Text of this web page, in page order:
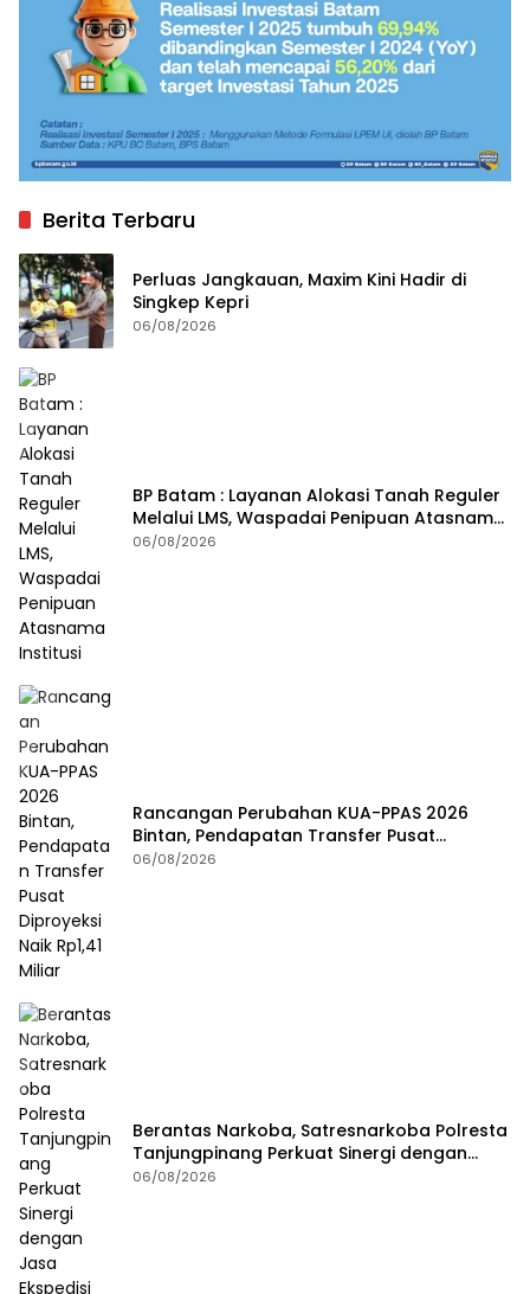
Berita Terbaru
Perluas Jangkauan, Maxim Kini Hadir di
Singkep Kepri
06/08/2026
BP Batam : Layanan Alokasi Tanah Reguler
Melalui LMS, Waspadai Penipuan Atasnama
Institusi
06/08/2026
Rancangan Perubahan KUA-PPAS 2026
Bintan, Pendapatan Transfer Pusat
Diproyeksi Naik Rp1,41 Miliar
06/08/2026
Berantas Narkoba, Satresnarkoba Polresta
Tanjungpinang Perkuat Sinergi dengan
Jasa Ekspedisi
06/08/2026